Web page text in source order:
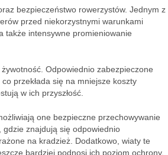
bezpieczeństwo rowerzystów. Jednym z
przed niekorzystnymi warunkami
także intensywne promieniowanie
Odpowiednio zabezpieczone
przekłada się na mniejsze koszty
w ich przyszłość.
one bezpieczne przechowywanie
gdzie znajdują się odpowiednio
na kradzież. Dodatkowo, wiaty te
bardziej podnosi ich poziom ochrony.